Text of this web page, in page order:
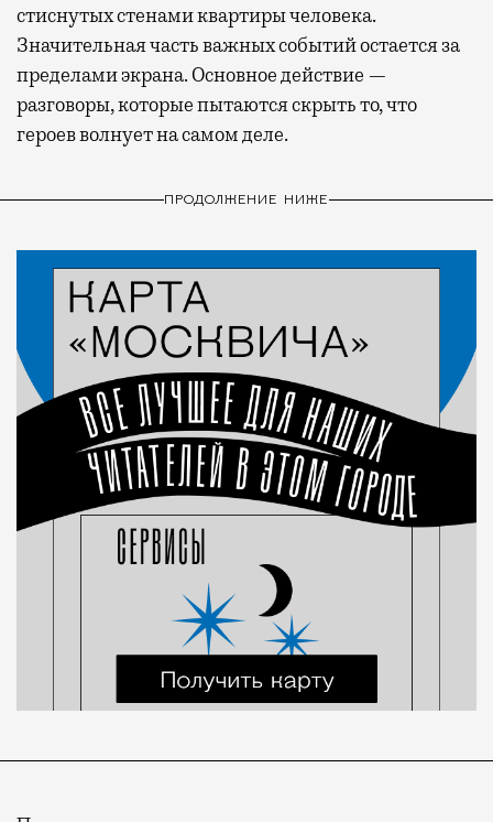
стиснутых стенами квартиры человека.
Значительная часть важных событий остается за
пределами экрана. Основное действие —
разговоры, которые пытаются скрыть то, что
героев волнует на самом деле.
ПРОДОЛЖЕНИЕ НИЖЕ